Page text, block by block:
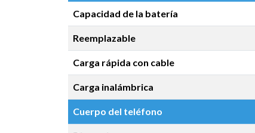
Capacidad de la batería
Reemplazable
Carga rápida con cable
Carga inalámbrica
Cuerpo del teléfono